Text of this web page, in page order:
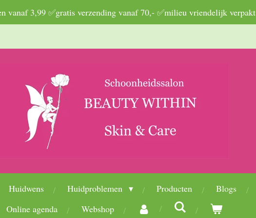
vanaf 3,99 ✅gratis verzending vanaf 70,- ✅milieu vriendelijk verpakt
Huidwens Huidproblemen Producten Blogs
Online agenda
Webshop